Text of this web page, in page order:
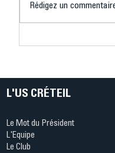
Ping ? Quand
Rédigez un
L'US CRÉTEIL
Le Mot du Président
L'Equipe
Le Club